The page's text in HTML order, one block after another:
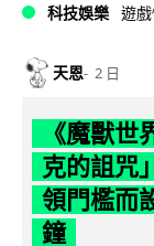
科技娛樂 遊
天恩 2 日
《魔獸世
克的詛咒
領門檻而
鐘